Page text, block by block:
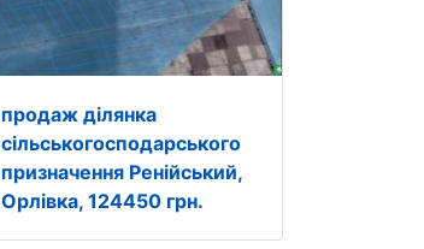
продаж ділянка
сільськогосподарського
призначення Ренійський,
Орлівка, 124450 грн.